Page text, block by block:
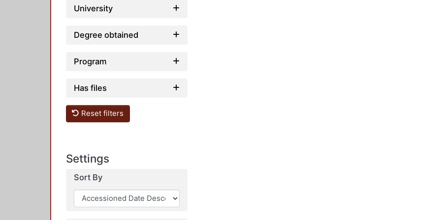
University
Degree obtained
Program
Has files
Reset filters
Settings
Sort By